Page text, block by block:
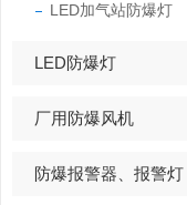
LED加气站防爆灯
LED防爆灯
厂用防爆风机
防爆报警器、报警灯